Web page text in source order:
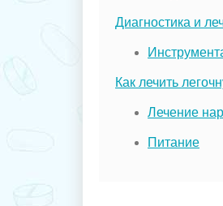
Диагностика и
Как лечить
Лечение
Питание